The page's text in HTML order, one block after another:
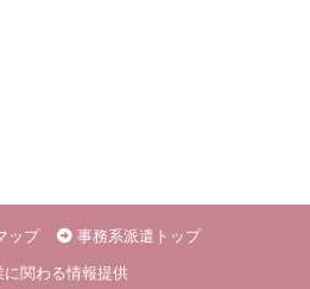
ップ
事務系派遣トップ
関わる情報提供